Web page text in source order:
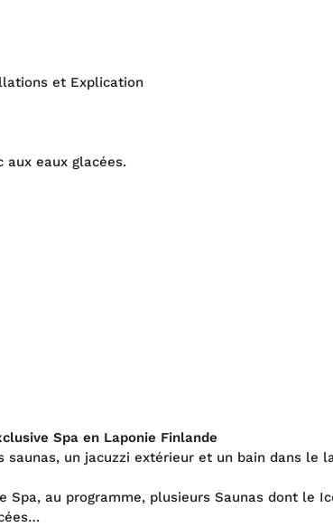
et Explication
aux eaux glacées.
Spa en Laponie Finlande
saunas, un jacuzzi extérieur et un bain dans le
au programme, plusieurs Saunas dont le